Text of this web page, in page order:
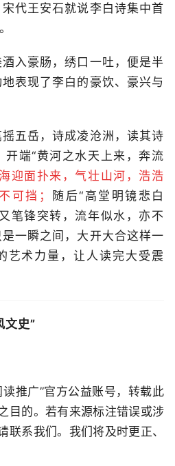
代王安石就说李白诗集中首
入豪肠，绣口一吐，便是半
表现了李白的豪饮、豪兴与
摇五岳，诗成凌沧洲，读其诗
端“黄河之水天上来，奔流
迎面扑来，气壮山河，浩浩
可挡；
随后“高堂明镜悲白
笔锋突转，流年似水，亦不
一瞬之间，大开大合这样一
艺术力量，让人读完大受震
文史”
读推广”官方公益账号，转载此
目的。若有来源标注错误或涉
联系我们。我们将及时更正、